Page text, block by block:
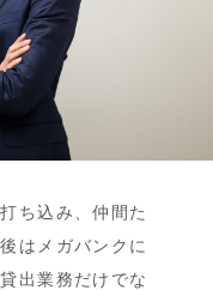
ち込み、仲間た
はメガバンクに
出業務だけでな